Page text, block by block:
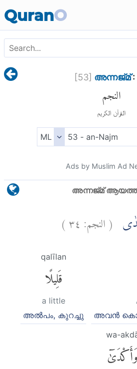
QuranO
[53] അന്നജ്മ്:
النجم
القرآن الكريم
Ads by Muslim Ad
അന്നജ്മ് ആയത്ത്
(النجم: ٣٤)
അവന്‍
qalīlan
قَلِيلًا
a little
അല്‍പം, കുറച്ചു
wa-
وَأَكْدَىٰٓ